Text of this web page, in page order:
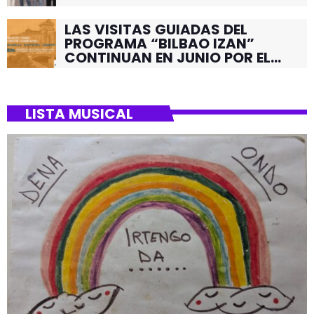
LAS VISITAS GUIADAS DEL
PROGRAMA “BILBAO IZAN”
CONTINUAN EN JUNIO POR EL
LISTA MUSICAL